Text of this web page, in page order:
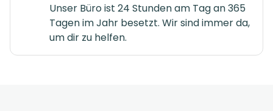
Unser Büro ist 24 Stunden am Tag an 365
Tagen im Jahr besetzt. Wir sind immer da,
um dir zu helfen.